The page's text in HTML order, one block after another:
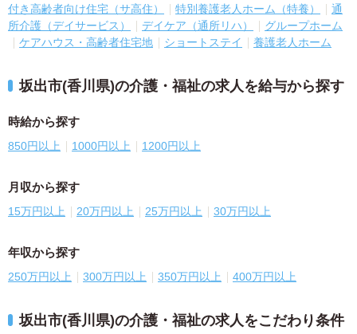
付き高齢者向け住宅（サ高住）
特別養護老人ホーム（特養）
通
所介護（デイサービス）
デイケア（通所リハ）
グループホーム
ケアハウス・高齢者住宅地
ショートステイ 養護老人ホーム
坂出市(香川県)の介護・福祉の求人を給与から探す
時給から探す
850円以上 1000円以上 1200円以上
月収から探す
15万円以上 20万円以上 25万円以上 30万円以上
年収から探す
250万円以上 300万円以上 350万円以上 400万円以上
坂出市(香川県)の介護・福祉の求人をこだわり条件